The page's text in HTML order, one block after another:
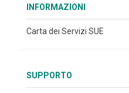
INFORMAZIONI
Carta dei Servizi SUE
SUPPORTO